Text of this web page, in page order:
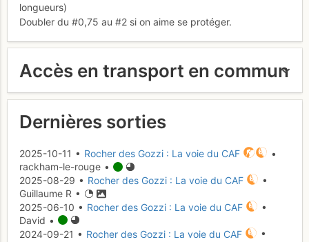
longueurs)
Doubler du #0,75 au #2 si on aime se protéger.
Accès en transport en commun
Dernières sorties
2025-10-11 • Rocher des Gozzi : La voie du CAF
•
rackham-le-rouge •
2025-08-29 • Rocher des Gozzi : La voie du CAF
•
Guillaume R •
2025-06-10 • Rocher des Gozzi : La voie du CAF
•
David •
2024-09-21 • Rocher des Gozzi : La voie du CAF
•